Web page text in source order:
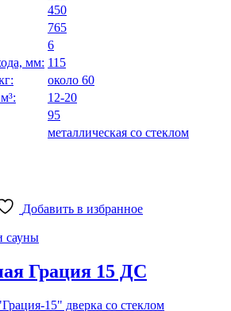
450
765
6
мм: 115
около 60
12-20
95
металлическая со стеклом
Добавить в избранное
сауны
Грация 15 ДС